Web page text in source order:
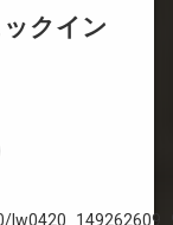
クイン